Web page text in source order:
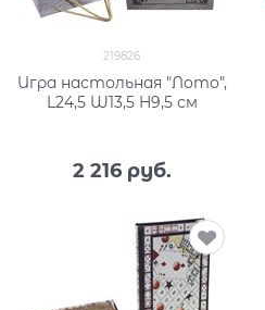
219826
Игра настольная "Лото",
L24,5 W13,5 H9,5 см
2 216 руб.